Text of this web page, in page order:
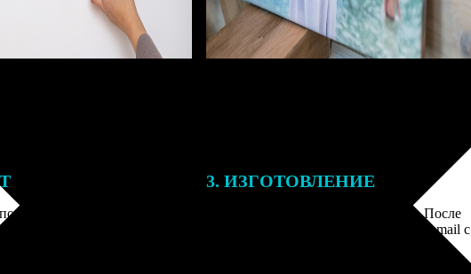
заказа к печати
могут связаться с Вами
телефону или email для
деталей.
3. ИЗГОТОВЛЕНИЕ
Оплатите заказ банковской картой. После
оплаты получите подтверждение на email с
описанием заказа. Когда отправим заказ